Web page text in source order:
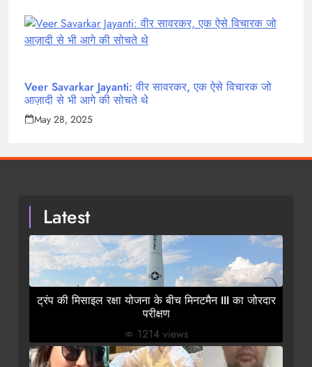
Veer Savarkar Jayanti: वीर सावरकर, एक ऐसे विचारक जो
आज़ादी से भी आगे की सोचते थे
May 28, 2025
Latest
ट्रंप की मिसाइल रक्षा योजना के बीच मिनटमैन III का जोरदार
परीक्षण
1214 views